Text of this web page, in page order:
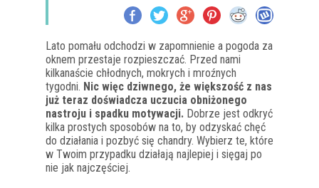
Lato pomału odchodzi w zapomnienie a pogoda za
oknem przestaje rozpieszczać. Przed nami
kilkanaście chłodnych, mokrych i mroźnych
tygodni. Nic więc dziwnego, że większość z nas
już teraz doświadcza uczucia obniżonego
nastroju i spadku motywacji. Dobrze jest odkryć
kilka prostych sposobów na to, by odzyskać chęć
do działania i pozbyć się chandry. Wybierz te, które
w Twoim przypadku działają najlepiej i sięgaj po
nie jak najczęściej.